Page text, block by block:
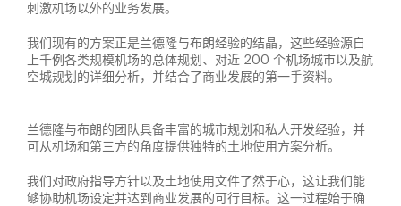
刺激机场以外的业务发展。
我们现有的方案正是兰德隆与布朗经验的结晶，这些经验源自
上千例各类规模机场的总体规划、对近 200 个机场城市以及航
空城规划的详细分析，并结合了商业发展的第一手资料。
兰德隆与布朗的团队具备丰富的城市规划和私人开发经验，并
可从机场和第三方的角度提供独特的土地使用方案分析。
我们对政府指导方针以及土地使用文件了然于心，这让我们能
够协助机场设定并达到商业发展的可行目标。这一过程始于确